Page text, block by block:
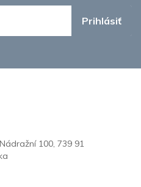
Prihlásiť
100, 739 91